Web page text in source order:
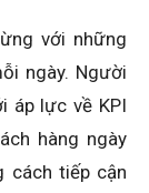
với những
ngày. Người
áp lực về KPI
hàng ngày
cách tiếp cận